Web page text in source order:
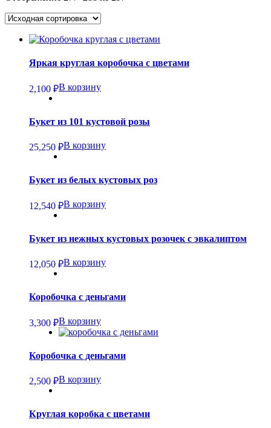
Яркая круглая коробочка с цветами
2,100 ₽В корзину
Букет из 101 кустовой розы
25,250 ₽В корзину
Букет из белых кустовых роз
12,540 ₽В корзину
Букет из нежных кустовых розочек с эвкалиптом
12,050 ₽В корзину
Коробочка с деньгами
3,300 ₽В корзину
Коробочка с деньгами
2,500 ₽В корзину
Круглая коробка с цветами